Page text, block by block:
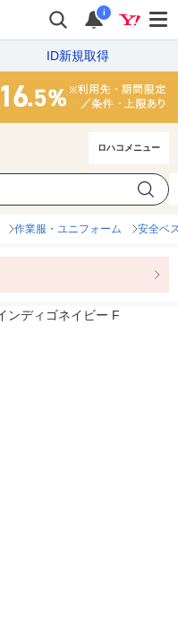
i
ID新規取得
ロハコメニュー
作業服・ユニフォーム 安全ベ